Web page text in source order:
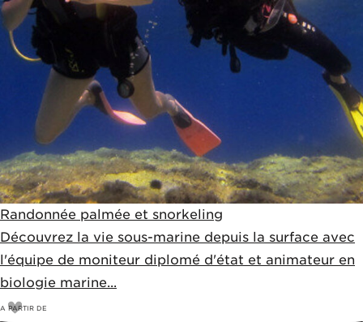
Randonnée palmée et snorkeling
Découvrez la vie sous-marine depuis la surface avec
l'équipe de moniteur diplomé d'état et animateur en
biologie marine...
A PARTIR DE